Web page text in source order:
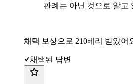
판례는 아닌 것으로 알고
채택 보상으로 210베리 받았어
채택된 답변